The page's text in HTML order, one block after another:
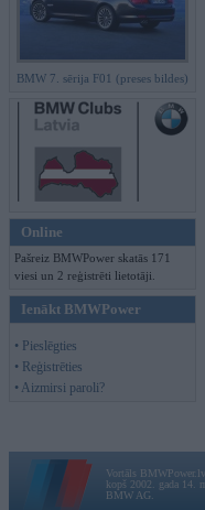
BMW 7. sērija F01 (preses bildes)
Online
Pašreiz BMWPower skatās 171
viesi un 2 reģistrēti lietotāji.
Ienākt BMWPower
• Pieslēgties
• Reģistrēties
• Aizmirsi paroli?
Vortāls
kopš 2002. gada 14.
BMW AG.